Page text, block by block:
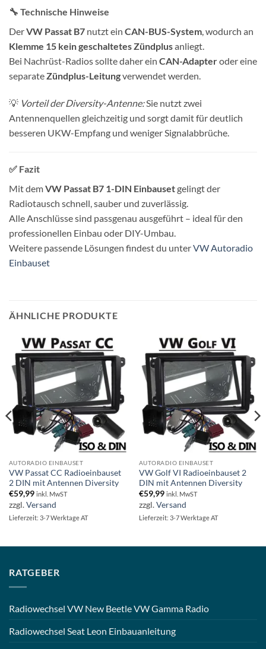
🔧 Technische Hinweise
DerVW Passat B7 nutzt ein CAN-BUS-System , wodurch an
Klemme 15 kein geschaltetes Zündplusanliegt.
Bei Nachrüst-Radios sollte daher ein CAN-Adapteroder eine
separate Zündplus-Leitungverwendet werden.
💡 Vorteil der Diversity-Antenne:Sie nutzt zwei
Antennenquellen gleichzeitig und sorgt damit für deutlich
besseren UKW-Empfang und weniger Signalabbrüche.
✅ Fazit
Mit demVW Passat B7 1-DIN Einbausetgelingt der
Radiotausch schnell, sauber und zuverlässig.
Alle Anschlüsse sind passgenau ausgeführt – ideal für den
professionellen Einbau oder DIY-Umbau.
Weitere passende Lösungen findest du unterVW Autoradio
Einbauset
ÄHNLICHE PRODUKTE
AUTORADIO EINBAUSET
VW Passat CC Radioeinbauset
2 DIN mit Antennen Diversity
€59,99 inkl. MwST
zzgl.Versand
Lieferzeit: 3-7 Werktage AT
AUTORADIO EINBAUSET
VW Golf VI Radioeinbauset 2
DIN mit Antennen Diversity
€59,99 inkl. MwST
zzgl.Versand
Lieferzeit: 3-7 Werktage AT
RATGEBER
Radiowechsel VW New Beetle VW Gamma Radio
Radiowechsel Seat Leon Einbauanleitung